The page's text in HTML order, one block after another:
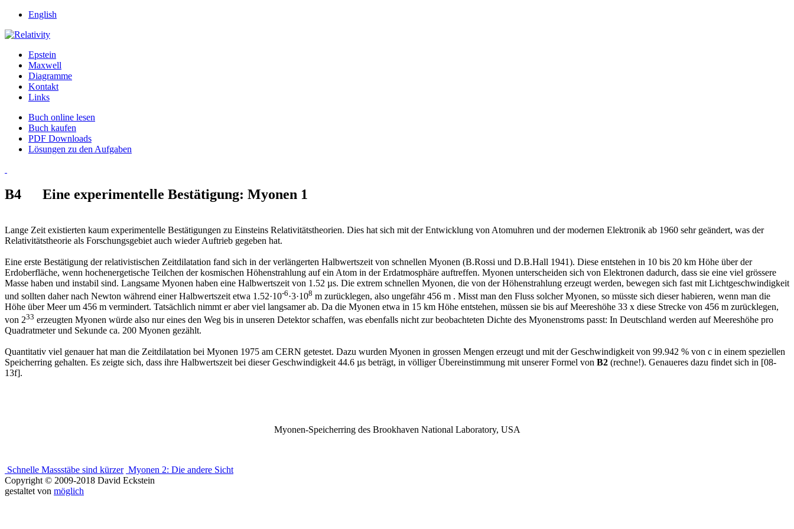
English
Epstein
Maxwell
Diagramme
Kontakt
Links
Buch online lesen
Buch kaufen
PDF Downloads
Lösungen zu den Aufgaben
B4 Eine experimentelle Bestätigung: Myonen 1
Lange Zeit existierten kaum experimentelle Bestätigungen zu Einsteins Relativitätstheorien. Dies hat sich mit der Entwicklung von Atomuhren und der modernen Elektronik ab 1960 sehr geändert, was der
Relativitätstheorie als Forschungsgebiet auch wieder Auftrieb gegeben hat.
Eine erste Bestätigung der relativistischen Zeitdilatation fand sich in der verlängerten Halbwertszeit von schnellen Myonen (B.Rossi und D.B.Hall 1941). Diese entstehen in 10 bis 20 km Höhe über der
Erdoberfläche, wenn hochenergetische Teilchen der kosmischen Höhenstrahlung auf ein Atom in der Erdatmosphäre auftreffen. Myonen unterscheiden sich von Elektronen dadurch, dass sie eine viel grössere
Masse haben und instabil sind. Langsame Myonen haben eine Halbwertszeit von 1.52 µs. Die extrem schnellen Myonen, die von der Höhenstrahlung erzeugt werden, bewegen sich fast mit Lichtgeschwindigkeit
und sollten daher nach Newton während einer Halbwertszeit etwa 1.52·10-6·3·108 m zurücklegen, also ungefähr 456 m . Misst man den Fluss solcher Myonen, so müsste sich dieser habieren, wenn man die
Höhe über Meer um 456 m vermindert. Tatsächlich nimmt er aber viel langsamer ab. Da die Myonen etwa in 15 km Höhe entstehen, müssen sie bis auf Meereshöhe 33 x diese Strecke von 456 m zurücklegen,
von 233 erzeugten Myonen würde also nur eines den Weg bis in unseren Detektor schaffen, was ebenfalls nicht zur beobachteten Dichte des Myonenstroms passt: In Deutschland werden auf Meereshöhe pro
Quadratmeter und Sekunde ca. 200 Myonen gezählt.
Quantitativ viel genauer hat man die Zeitdilatation bei Myonen 1975 am CERN getestet. Dazu wurden Myonen in grossen Mengen erzeugt und mit der Geschwindigkeit von 99.942 % von c in einem speziellen
Speicherring gehalten. Es zeigte sich, dass ihre Halbwertszeit bei dieser Geschwindigkeit 44.6 µs beträgt, in völliger Übereinstimmung mit unserer Formel von B2 (rechne!). Genaueres dazu findet sich in [08-
13f].
Myonen-Speicherring des Brookhaven National Laboratory, USA
Schnelle Massstäbe sind kürzer Myonen 2: Die andere Sicht
Copyright © 2009-2018 David Eckstein
gestaltet von möglich